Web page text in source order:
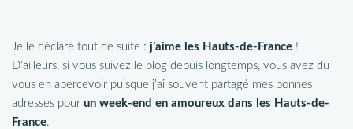
Je le déclare tout de suite : j’aime les Hauts-de-France !
D’ailleurs, si vous suivez le blog depuis longtemps, vous avez du
vous en apercevoir puisque j’ai souvent partagé mes bonnes
adresses pour un week-end en amoureux dans les Hauts-de-
France.